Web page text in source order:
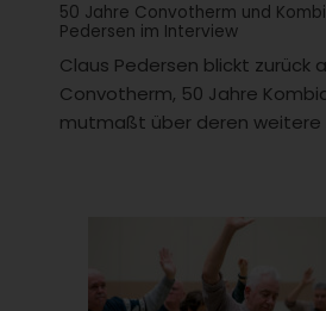
50 Jahre Convotherm und
Pedersen im Interview
Claus Pedersen blickt zurück
Convotherm, 50 Jahre
mutmaßt über deren weitere